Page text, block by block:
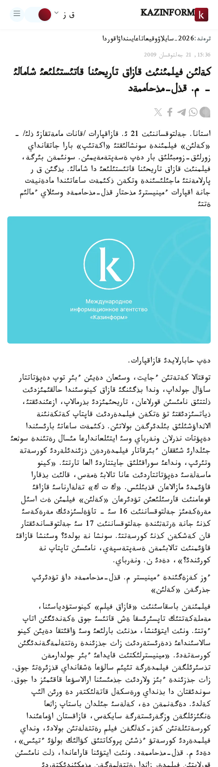
KAZINFORM ق ز
ترەند:2026-سايلاۋ وقيعاتاعايىنداۋاقوردا
15:36, 21 جەلتوقسان 2009
كةلئن فيلمئنئث قازاق تاريحئنا قاتئستئلئعئ شامالئ
- م. قذل-مذحاممةد
استانا. جةلتوقساننئث 21 ئ. قازاقپارات /قانات مامةتقازئ ذلئ/ -
«كةلئن» فيلمئندة سونشالئقتئ «اكةتئپ» بارا جاتقانداي
زورلئق-زومبئلئق بار دةپ ةسةپتةمةيمئن. سونئمةن بئرگة،
فيلمنئث قازاق تاريحئنا قاتئستئلئعئ دا شامالئ. بذگئن ق ر
پارلامةنتئ ماجئلئسئندة وتكةن ذكئمةت ساعاتئندا مادةنيةت
جانة اقپارات ءمينيسترئ مذحتار قذل-مذحاممةد وسئلاي ءمالئم
ةتتئ
دةپ حابارلايدئ قازاقپارات.
توقتالا كةتةتئن ءجايت، وسئعان دةيئن ءبئر توپ دةپؤتاتتار
ساؤال جولداپ، وندا بذگئنگئ قازاق كينوسئندا حالقئمئزدئث
ذلتتئق نامئسئن قورلاعان، تاريحئمئزدئ بذرمالاپ، ازعئندئقتئ،
ذياتسئزدئقتئ تؤ ةتكةن فيلمدةردئث قاپتاپ كةتكةنئنة
الاثداؤشئلئق بئلدئرگةن بولاتئن. ذكئمةت ساعاتئ بارئسئندا
دةپؤتات نذرلان ونةرباي وسئ ايتئلعاندارعا مئسال رةتئندة سوثعئ
جئلدارئ شئققان ءبئرقاتار فيلمدةردةن ذزئندئلةردئ كورسةتة
وتئرئپ، ونداعئ سوراقئلئق جايتتاردئ العا تارتتئ. «كينو
ماسةلةسئ دةپؤتاتتاردئث عانا تالابئ ةمةس، قالئث بذقارا
قاؤئمدئ مازالاعان قذبئلئس. «ك ت ك» تةلةارناسئ قازاقئ
قوعامنئث قارسئلئعئن تؤدئرعان «كةلئن» فيلمئن ةث اسئل
مةرةكةمئز جةلتوقساننئث 16 سئ - تاؤةلسئزدئك مةرةكةسئ
كذنئ جانة ةرتةثئندة جةلتوقساننئث 17 سئ جةلتوقساندئقتار
قان كةشكةن كذنئ كورسةتتئ. سونشا نة بولدئ؟ وسئنشا قازاقئ
قاؤئمنئث تالابئمةن ةسةپتةسپةي، نامئسئن تاپتاپ نة
كورئندئ؟»، دةدئ ن. ونةرباي.
ءوز كةزةگئندة ءمينيستر م. قذل-مذحاممةد داؤ تؤدئرئپ
جذرگةن «كةلئن»
فيلمئنةن باسقاسئنئث «قازاق فيلم» كينوستؤدياسئنا،
مةملةكةتتئك تاپسئرئسقا ةش قاتئسئ جوق ةكةندئگئن اتاپ
ءوتتئ. ونئث ايتؤئنشا، مذنئث بارلئعئ وسئ ؤاقئتقا دةيئن كينو
سالاسئنداعئ ذدةرئستةردئث زاث جذزئندة رةتتةلمةگةندئگئن
كورسةتةدئ. «مينيسترلئكتئث قايداعئ ءبئر جولدارمةن
تذسئرئلگةن فيلمدةرگة تئيئم سالؤعا ةشقانداي قذزئرةتئ جوق.
زاث جذزئندة ءبئز ولاردئث جذمئسئنا ارالاسؤعا قاقئمئز دا جوق.
سوندئقتان دا بذنداي ورةسكةل قاتةلئكتةر دة ورئن الئپ
كةلدئ. دةگةنمةن دة، كةلةسئ جئلدان باستاپ زاثعا
ةنگئزئلگةن وزگةرئستةرگة سايكةس، قازاقستان اؤماعئندا
كورسةتئلةتئن كةز-كةلگةن فيلم رةتتةلةتئن بولادئ، ونداي
فيلمدةردئ كورسةتؤ ءذشئن پروكاتتئق كؤالئك بولؤئ ءتيئس»،
دةدئ م. قذل-مذحاممةد. ونئث ايتؤئنا قاراعاندا، ذلت نامئسئن